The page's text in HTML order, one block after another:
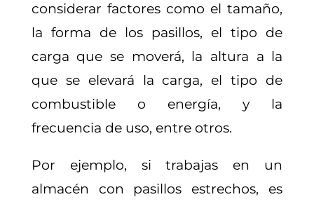
considerar factores como el tamaño,
la forma de los pasillos, el tipo de
carga que se moverá, la altura a la
que se elevará la carga, el tipo de
combustible o energía, y la
frecuencia de uso, entre otros.
Por ejemplo, si trabajas en un
almacén con pasillos estrechos, es